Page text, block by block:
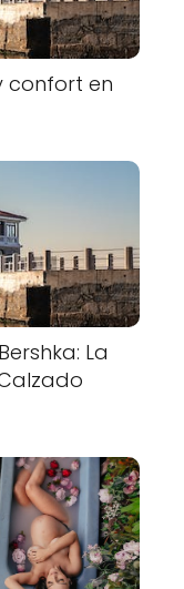
confort en
La